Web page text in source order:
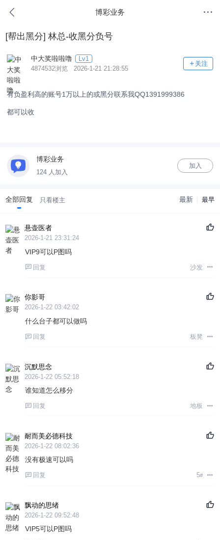
博彩业务
[帮出黑分] 林总-收黑分负号
中大奖啦啦噜
Lv1
4874532浏览 2026-1-21 21:28:55
关注
有负盈利高的账号1万以上的或黑分联系我QQ1391999386
都可以收
博彩业务
124 人加入
加入
全部回复 只看楼主 最新 最早
悬壶医者
2026-1-21 23:31:24
VIP9可以P图吗
回复 沙发
你影哥
2026-1-22 03:42:02
什么台子都可以做吗
回复 板凳
沉默思念
2026-1-22 05:52:18
谁知道怎么移分
回复 地板
耐而美必德科技
2026-1-22 08:02:36
没有极速可以吗
回复 5#
飘动的思绪
2026-1-22 09:52:48
VIP5可以P图吗